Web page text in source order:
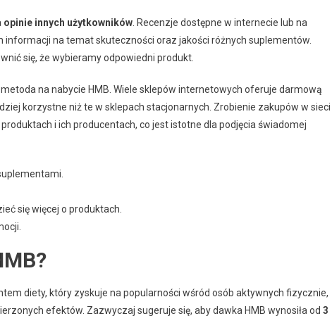
opinie innych użytkowników . Recenzje dostępne w internecie lub na
na temat skuteczności oraz jakości różnych suplementów.
się, że wybieramy odpowiedni produkt.
na nabycie HMB. Wiele sklepów internetowych oferuje darmową
korzystne niż te w sklepach stacjonarnych. Zrobienie zakupów w sieci
i ich producentach, co jest istotne dla podjęcia świadomej
się więcej o produktach.
diety, który zyskuje na popularności wśród osób aktywnych fizycznie,
efektów. Zazwyczaj sugeruje się, aby dawka HMB wynosiła od 3